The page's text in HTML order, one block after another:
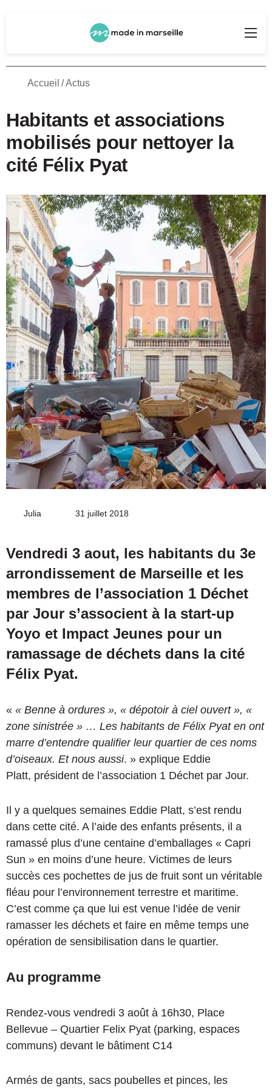
Accueil /Actus
Habitants et associations
mobilisés pour nettoyer la
cité Félix Pyat
Julia
Envoyer31 juillet 2018
Vendredi 3 aout, les habitants du 3e
arrondissement de Marseille et les
membres de l’association 1 Déchet
par Jour s’associent à la start-up
Yoyo et Impact Jeunes pour un
ramassage de déchets dans la cité
Félix Pyat.
« « Benne à ordures », « dépotoir à ciel ouvert », «
zone sinistrée » … Les habitants de Félix Pyat en ont
marre d’entendre qualifier leur quartier de ces noms
d’oiseaux. Et nous aussi. » explique Eddie
Platt, président de l’association 1 Déchet par Jour.
Il y a quelques semaines Eddie Platt, s’est rendu
dans cette cité. A l’aide des enfants présents, il a
ramassé plus d’une centaine d’emballages « Capri
Sun » en moins d’une heure. Victimes de leurs
succès ces pochettes de jus de fruit sont un véritable
fléau pour l’environnement terrestre et maritime.
C’est comme ça que lui est venue l’idée de venir
ramasser les déchets et faire en même temps une
opération de sensibilisation dans le quartier.
Au programme
Rendez-vous vendredi 3 août à 16h30, Place
Bellevue – Quartier Felix Pyat (parking, espaces
communs) devant le bâtiment C14
Armés de gants, sacs poubelles et pinces, les